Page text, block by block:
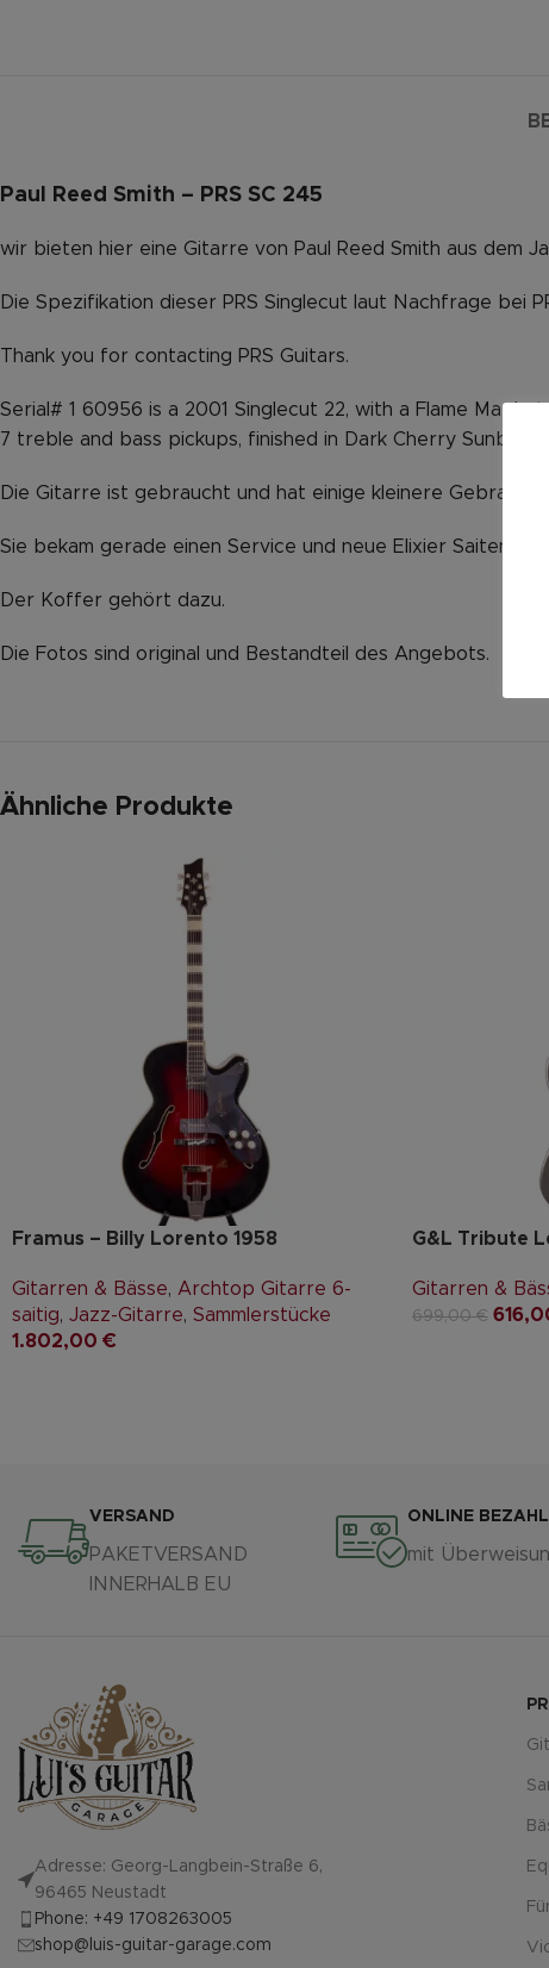
Paul Reed Smith – PRS SC 245
wir bieten hier eine Gitarre von Paul Reed Smith aus dem
Die Spezifikation dieser PRS Singlecut laut Nachfrage bei
Thank you for contacting PRS Guitars.
Serial# 1 60956 is a 2001 Singlecut 22, with a Flame
7 treble and bass pickups, finished in Dark Cherry
Die Gitarre ist gebraucht und hat einige kleinere
Sie bekam gerade einen Service und neue Elixier Saiten.
Der Koffer gehört dazu.
Die Fotos sind original und Bestandteil des Angebots.
Ähnliche Produkte
Framus – Billy Lorento 1958
Gitarren & Bässe, Archtop Gitarre 6-
saitig, Jazz-Gitarre, Sammlerstücke
1.802,00 €
G&L Tribute
Gitarren &
699,00€
VERSAND
PAKETVERSAND
INNERHALB EU
ONLINE
mit
Adresse: Georg-Langbein-Straße 6,
96465 Neustadt
Phone: +49 1708263005
shop@luis-guitar-garage.com